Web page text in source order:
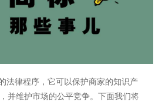
法律程序，它可以保护商家的知识产
并维护市场的公平竞争。下面我们将